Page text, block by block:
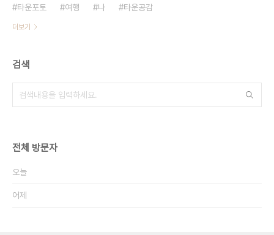
타운포토
여행 나 타운공감
더보기
검색
전체 방문자
오늘
어제